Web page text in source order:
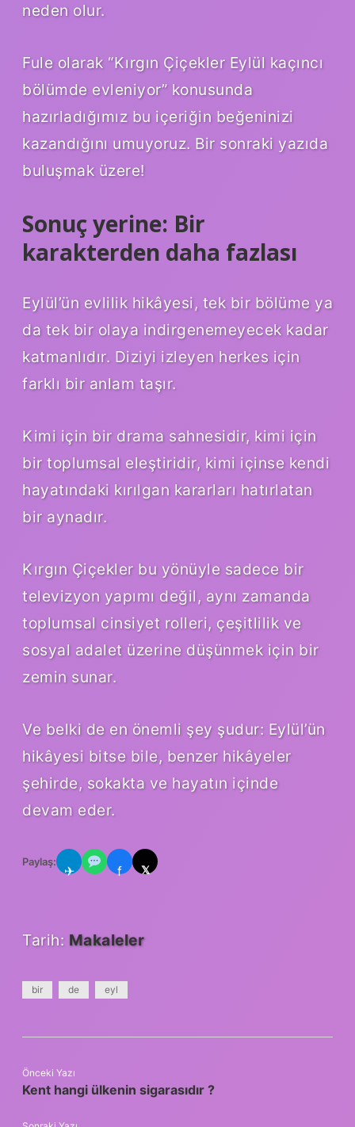
neden olur.
Fule olarak “Kırgın Çiçekler Eylül kaçıncı
bölümde evleniyor” konusunda
hazırladığımız bu içeriğin beğeninizi
kazandığını umuyoruz. Bir sonraki yazıda
buluşmak üzere!
Sonuç yerine: Bir
karakterden daha fazlası
Eylül’ün evlilik hikâyesi, tek bir bölüme ya
da tek bir olaya indirgenemeyecek kadar
katmanlıdır. Diziyi izleyen herkes için
farklı bir anlam taşır.
Kimi için bir drama sahnesidir, kimi için
bir toplumsal eleştiridir, kimi içinse kendi
hayatındaki kırılgan kararları hatırlatan
bir aynadır.
Kırgın Çiçekler bu yönüyle sadece bir
televizyon yapımı değil, aynı zamanda
toplumsal cinsiyet rolleri, çeşitlilik ve
sosyal adalet üzerine düşünmek için bir
zemin sunar.
Ve belki de en önemli şey şudur: Eylül’ün
hikâyesi bitse bile, benzer hikâyeler
şehirde, sokakta ve hayatın içinde
devam eder.
Paylaş:
✈ f 𝕏
Tarih: Makaleler
bir de eyl
Önceki Yazı
Kent hangi ülkenin sigarasıdır ?